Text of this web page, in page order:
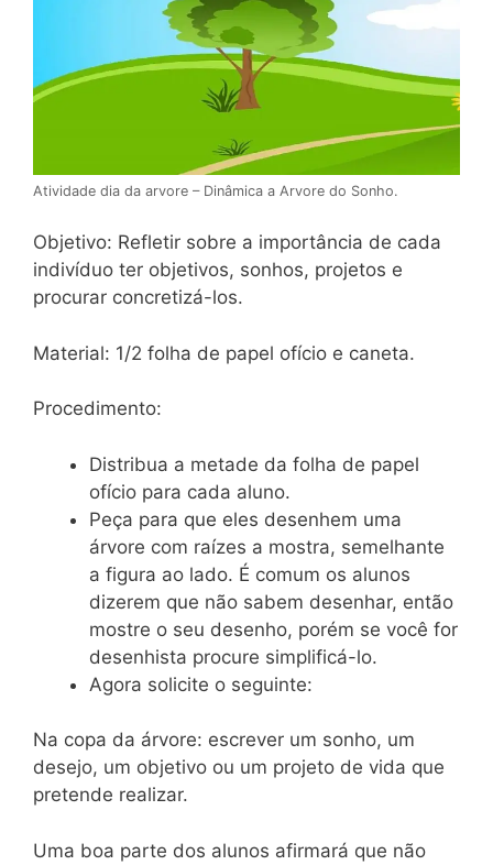
Atividade dia da arvore – Dinâmica a Arvore do Sonho.
Objetivo: Refletir sobre a importância de cada
indivíduo ter objetivos, sonhos, projetos e
procurar concretizá-los.
Material: 1/2 folha de papel ofício e caneta.
Procedimento:
Distribua a metade da folha de papel
ofício para cada aluno.
Peça para que eles desenhem uma
árvore com raízes a mostra, semelhante
a figura ao lado. É comum os alunos
dizerem que não sabem desenhar, então
mostre o seu desenho, porém se você for
desenhista procure simplificá-lo.
Agora solicite o seguinte:
Na copa da árvore: escrever um sonho, um
desejo, um objetivo ou um projeto de vida que
pretende realizar.
Uma boa parte dos alunos afirmará que não